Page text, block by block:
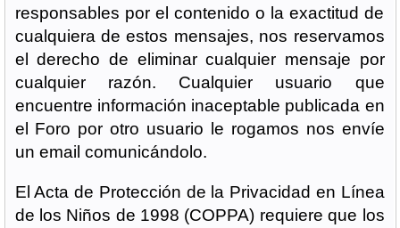
responsables por el contenido o la exactitud de
cualquiera de estos mensajes, nos reservamos
el derecho de eliminar cualquier mensaje por
cualquier razón. Cualquier usuario que
encuentre información inaceptable publicada en
el Foro por otro usuario le rogamos nos envíe
un email comunicándolo.
El Acta de Protección de la Privacidad en Línea
de los Niños de 1998 (COPPA) requiere que los